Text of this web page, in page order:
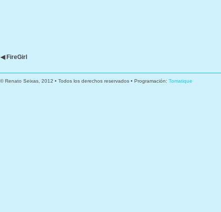
◀ FireGirl
© Renato Seixas, 2012 • Todos los derechos reservados • Programación: Tomatique